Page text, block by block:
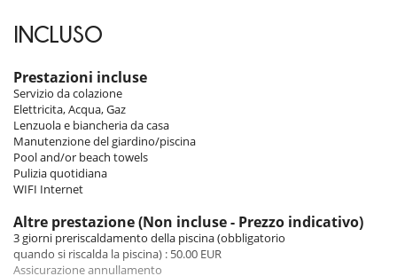
Room, Ground level. This bedroom has 1 double bed 180 cm.
Bathroom private, with shower. WC in the bathroom.
Room 3
Room, Ground level. This bedroom has 1 double bed 180 cm.
Bathroom private, with shower. WC in the bathroom.
Room 4
Room, 1st floor. This bedroom has 1 double bed 180 cm. Bathroom
private, with shower. WC in the bathroom.
Indoors
The house was superbly renovated in 2024 by professional decorators.
The living spaces are bright, comfortable and conducive to conviviality.
INCLUSO
Prestazioni incluse
Servizio da colazione
Elettricita, Acqua, Gaz
Lenzuola e biancheria da casa
Manutenzione del giardino/piscina
Pool and/or beach towels
Pulizia quotidiana
WIFI Internet
Altre prestazione (Non incluse - Prezzo indicativo)
3 giorni preriscaldamento della piscina (obbligatorio
quando si riscalda la piscina) : 50.00 EUR
Assicurazione annullamento